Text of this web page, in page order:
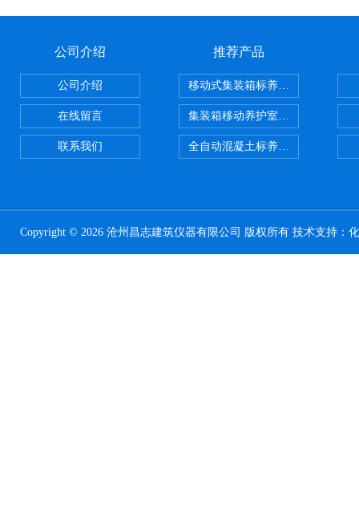
公司介绍
公司介绍
在线留言
联系我们
推荐产品
移动式集装箱标养室 养护室设备
集装箱移动养护室 标养室
全自动混凝土标养室恒温恒湿设备
Copyright © 2026 沧州昌志建筑仪器有限公司 版权所有 技术支持：